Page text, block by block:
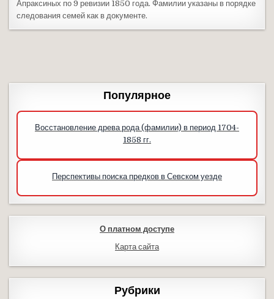
Апраксиных по 9 ревизии 1850 года. Фамилии указаны в порядке
следования семей как в документе.
Популярное
Восстановление древа рода (фамилии) в период 1704-
1858 гг.
Перспективы поиска предков в Севском уезде
О платном доступе
Карта сайта
Рубрики